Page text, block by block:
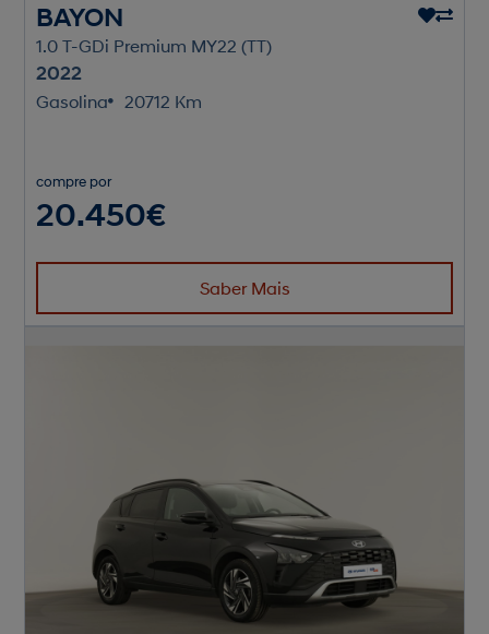
BAYON
1.0 T-GDi Premium MY22 (TT)
2022
Gasolina 20712 Km
compre por
20.450€
Saber Mais